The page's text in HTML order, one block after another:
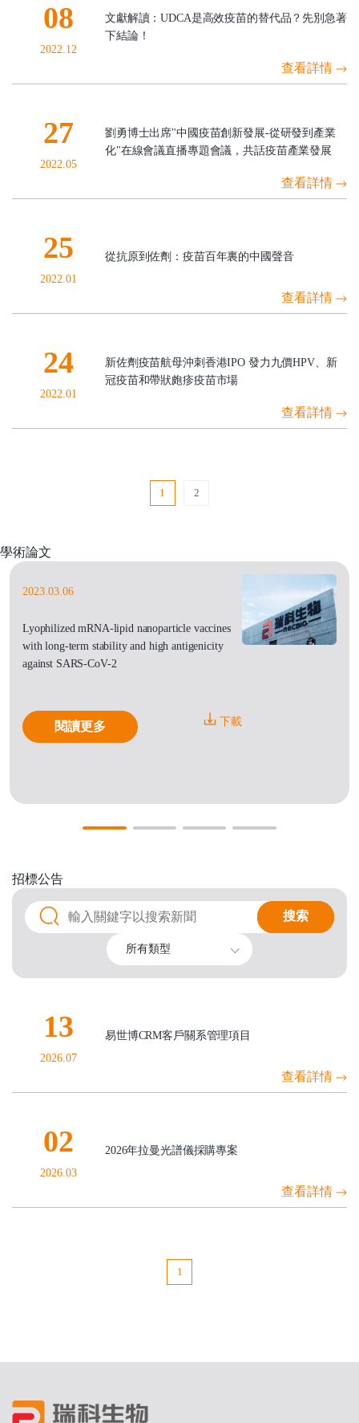
08
2022.12
文獻解讀：UDCA是高效疫苗的替代品？先別急著
下結論！
查看詳情
27
2022.05
劉勇博士出席"中國疫苗創新發展-從研發到產業
化"在線會議直播專題會議，共話疫苗產業發展
查看詳情
25
2022.01
從抗原到佐劑：疫苗百年裏的中國聲音
查看詳情
24
2022.01
新佐劑疫苗航母沖刺香港IPO 發力九價HPV、新
冠疫苗和帶狀皰疹疫苗市場
查看詳情
1 2
學術論文
2023.03.06
Lyophilized mRNA-lipid nanoparticle vaccines
with long-term stability and high antigenicity
against SARS-CoV-2
閱讀更多 下載
招標公告
搜索
搜索
所有類型
13
2026.07
易世博CRM客戶關系管理項目
查看詳情
02
2026.03
2026年拉曼光譜儀採購專案
查看詳情
1